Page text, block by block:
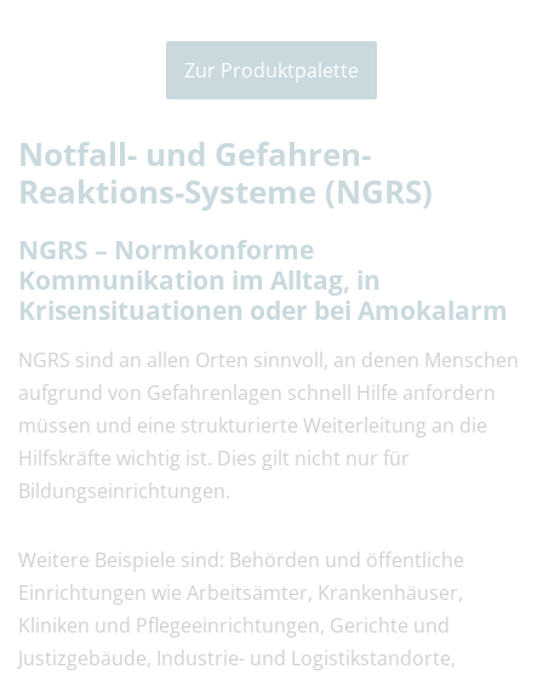
Zur Produktpalette
Notfall- und Gefahren-
Reaktions-Systeme (NGRS)
NGRS – Normkonforme
Kommunikation im Alltag, in
Krisensituationen oder bei Amokalarm
NGRS sind an allen Orten sinnvoll, an denen Menschen
aufgrund von Gefahrenlagen schnell Hilfe anfordern
müssen und eine strukturierte Weiterleitung an die
Hilfskräfte wichtig ist. Dies gilt nicht nur für
Bildungseinrichtungen.
Weitere Beispiele sind: Behörden und öffentliche
Einrichtungen wie Arbeitsämter, Krankenhäuser,
Kliniken und Pflegeeinrichtungen, Gerichte und
Justizgebäude, Industrie- und Logistikstandorte,